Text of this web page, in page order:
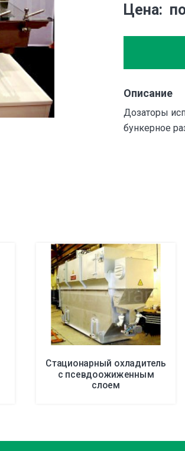
Цена
Описание
Дозаторы
бункерное
Стационарный охладитель
с псевдоожиженным
слоем